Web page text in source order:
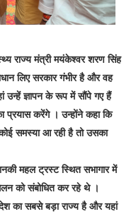
राज्य मंत्री मयंकेश्वर शरण सिंह
लिए सरकार गंभीर है और वह
उन्हें ज्ञापन के रूप में सौंपे गए हैं
करेंगे । उन्होंने कहा कि
समस्या आ रही है तो उसका
महल ट्रस्ट स्थित सभागार में
को संबोधित कर रहे थे ।
का सबसे बड़ा राज्य है और यहां